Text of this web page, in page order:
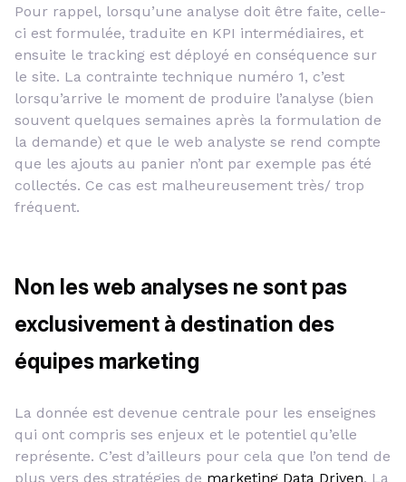
Pour rappel, lorsqu’une analyse doit être faite, celle-
ci est formulée, traduite en KPI intermédiaires, et
ensuite le tracking est déployé en conséquence sur
le site. La contrainte technique numéro 1, c’est
lorsqu’arrive le moment de produire l’analyse (bien
souvent quelques semaines après la formulation de
la demande) et que le web analyste se rend compte
que les ajouts au panier n’ont par exemple pas été
collectés. Ce cas est malheureusement très/ trop
fréquent.
Non les web analyses ne sont pas
exclusivement à destination des
équipes marketing
La donnée est devenue centrale pour les enseignes
qui ont compris ses enjeux et le potentiel qu’elle
représente. C’est d’ailleurs pour cela que l’on tend de
plus vers des stratégies de marketing Data Driven. La